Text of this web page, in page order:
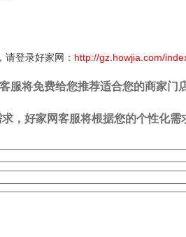
请登录好家网： http://gz.howjia.com/
服将免费给您推荐适合您的商家门
，好家网客服将根据您的个性化需